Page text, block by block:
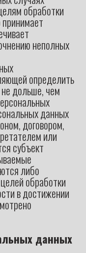
обработки
неполных
определить
дольше, чем
данных
договором,
или
субъект
либо
обработки
в достижении
данных